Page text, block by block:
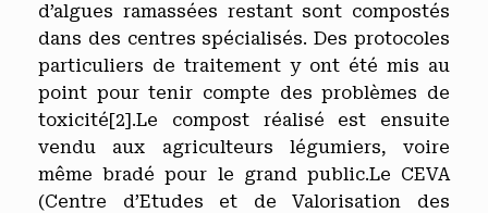
d’algues ramassées restant sont compostés
dans des centres spécialisés. Des protocoles
particuliers de traitement y ont été mis au
point pour tenir compte des problèmes de
toxicité[2].Le compost réalisé est ensuite
vendu aux agriculteurs légumiers, voire
même bradé pour le grand public.Le CEVA
(Centre d’Etudes et de Valorisation des